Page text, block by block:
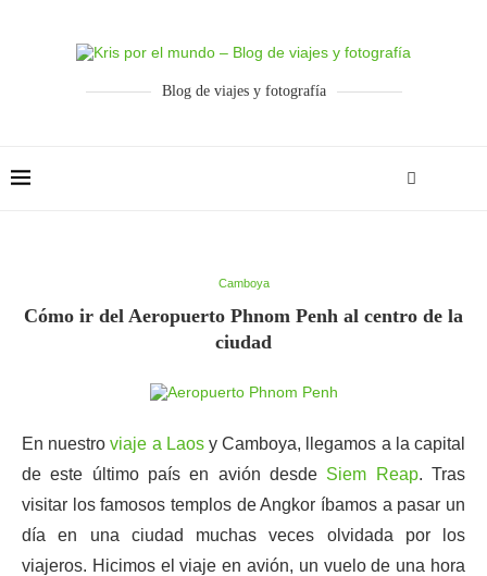
Blog de viajes y fotografía
Camboya
Cómo ir del Aeropuerto Phnom Penh al centro de la
ciudad
En nuestroviaje a Laosy Camboya, llegamos a la capital
de este último país en avión desde Siem Reap. Tras
visitar los famosos templos de Angkor íbamos a pasar un
día en una ciudad muchas veces olvidada por los
viajeros. Hicimos el viaje en avión, un vuelo de una hora